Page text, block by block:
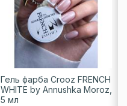
Гель фарба Crooz FRENCH
WHITE by Annushka Moroz,
5 мл